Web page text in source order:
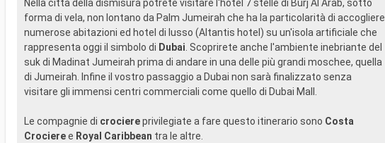
Nella città della dismisura potrete visitare l'hotel 7 stelle di Burj Al Arab, sotto
forma di vela, non lontano da Palm Jumeirah che ha la particolarità di accogliere
numerose abitazioni ed hotel di lusso (Altantis hotel) su un'isola artificiale che
rappresenta oggi il simbolo di Dubai . Scoprirete anche l'ambiente inebriante del
suk di Madinat Jumeirah prima di andare in una delle più grandi moschee, quella
di Jumeirah. Infine il vostro passaggio a Dubai non sarà finalizzato senza
visitare gli immensi centri commerciali come quello di Dubai Mall.
Le compagnie di crociereprivilegiate a fare questo itinerario sono Costa
Crocieree Royal Caribbean tra le altre.